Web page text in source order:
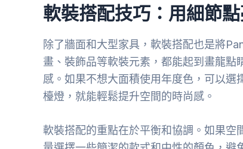
軟裝搭配技巧：用細節
除了牆面和大型家具，軟裝搭配也是將
畫、裝飾品等軟裝元素，都能起到畫龍
感。如果不想大面積使用年度色，可以
檯燈，就能輕鬆提升空間的時尚感。
軟裝搭配的重點在於平衡和協調。如果空